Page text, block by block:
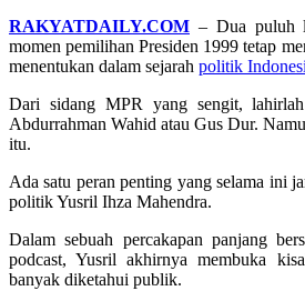
RAKYATDAILY.COM – Dua puluh
momen pemilihan Presiden 1999 tetap
menentukan dalam sejarah politik
Dari sidang MPR yang sengit,
Abdurrahman Wahid atau Gus Dur.
itu.
Ada satu peran penting yang selama ini
politik Yusril Ihza Mahendra.
Dalam sebuah percakapan panjang
podcast, Yusril akhirnya membuka
banyak diketahui publik.